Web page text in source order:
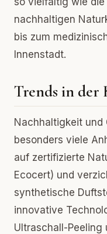
nachhaltigen
bis zum
Innenstadt.
Trends in der
Nachhaltigkeit und
besonders viele
auf zertifizierte
Ecocert) und
synthetische
innovative
Ultraschall-Peeling